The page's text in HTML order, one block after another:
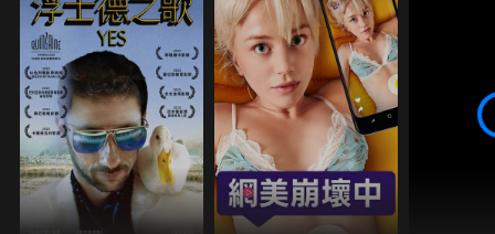
白，他卻因為班上學生小盛遭同學欺負，必須向校方
提出說明。焦頭爛額的七天裡，他卻還得面臨人生的
重大抉擇。